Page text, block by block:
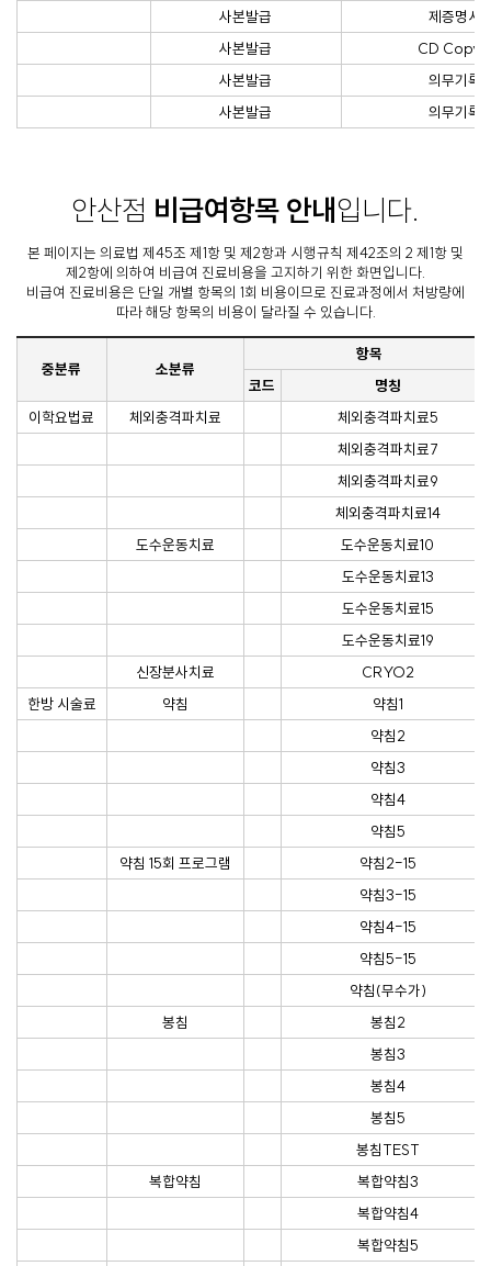
사본발급
제증명서
사본발급
CD Copy(
사본발급
의무기록
사본발급
의무기록
안산점 비급여항목 안내입니다.
본 페이지는 의료법 제45조 제1항 및 제2항과 시행규칙 제42조의 2 제1항 및
제2항에 의하여 비급여 진료비용을 고지하기 위한 화면입니다.
비급여 진료비용은 단일 개별 항목의 1회 비용이므로 진료과정에서 처방량에
따라 해당 항목의 비용이 달라질 수 있습니다.
중분류 소분류
항목
코드
명칭
이학요법료
체외충격파치료
체외충격파치료5
체외충격파치료7
체외충격파치료9
체외충격파치료14
도수운동치료
도수운동치료10
도수운동치료13
도수운동치료15
도수운동치료19
신장분사치료
CRYO2
한방 시술료
약침
약침1
약침2
약침3
약침4
약침5
약침 15회 프로그램
약침2-15
약침3-15
약침4-15
약침5-15
약침(무수가)
봉침
봉침2
봉침3
봉침4
봉침5
봉침TEST
복합약침
복합약침3
복합약침4
복합약침5